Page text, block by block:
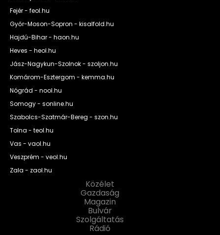
Fejér - feol.hu
Győr-Moson-Sopron - kisalfold.hu
Hajdú-Bihar - haon.hu
Heves - heol.hu
Jász-Nagykun-Szolnok - szoljon.hu
Komárom-Esztergom - kemma.hu
Nógrád - nool.hu
Somogy - sonline.hu
Szabolcs-Szatmár-Bereg - szon.hu
Tolna - teol.hu
Vas - vaol.hu
Veszprém - veol.hu
Zala - zaol.hu
Közélet
Gazdaság
Magazin
Bulvár
Szolgáltatás
Rádió